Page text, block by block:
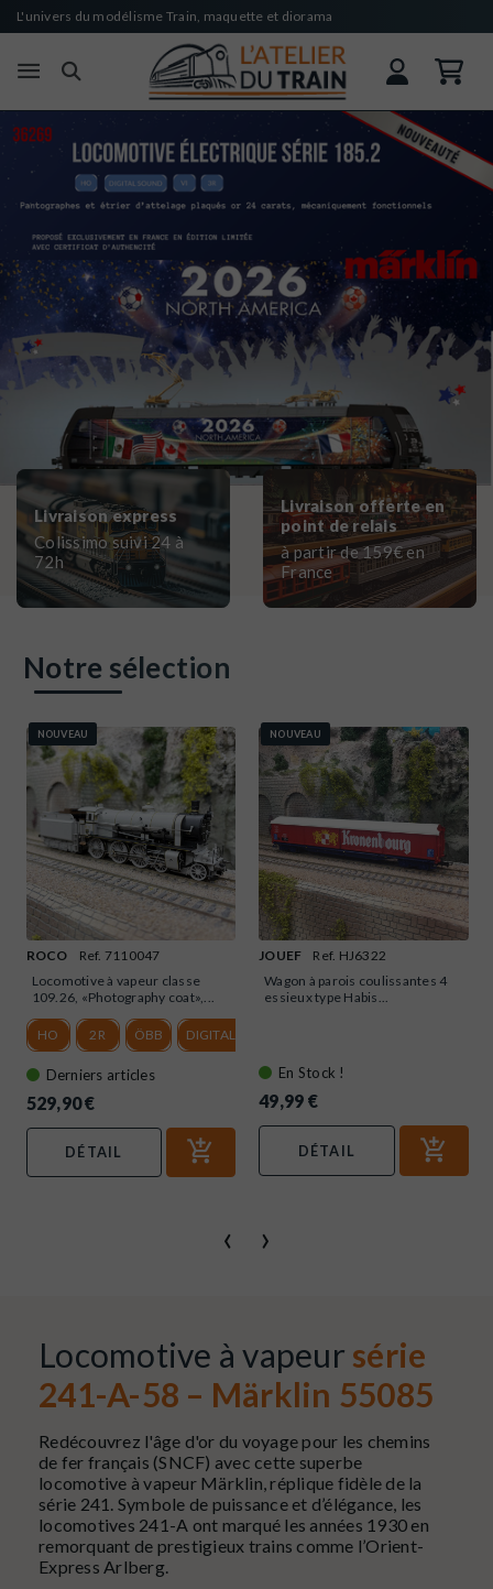
L'univers du modélisme Train, maquette et diorama
Livraison express
Colissimo suivi 24 à
72h
Livraison offerte en
point de relais
à partir de 159€ en
France
Notre sélection
NOUVEAU
ROCO
Ref. 7110047
Locomotive à vapeur classe
109.26, «Photography coat»,...
HO 2R ÖBB DIGITAL SOUND
Derniers articles
529,90 €
DÉTAIL
NOUVEAU
JOUEF
Ref. HJ6322
Wagon à parois coulissantes 4
essieux type Habis...
En Stock !
49,99 €
DÉTAIL
‹ ›
Locomotive à vapeur série
241-A-58 – Märklin 55085
Redécouvrez l'âge d'or du voyage pour les chemins
de fer français (SNCF) avec cette superbe
locomotive à vapeur Märklin, réplique fidèle de la
série 241. Symbole de puissance et d’élégance, les
locomotives 241-A ont marqué les années 1930 en
remorquant de prestigieux trains comme l’Orient-
Express Arlberg.